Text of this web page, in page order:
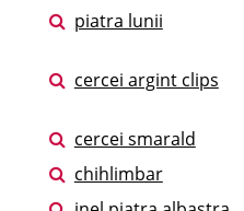
piatra lunii
cercei argint clips
cercei smarald
chihlimbar